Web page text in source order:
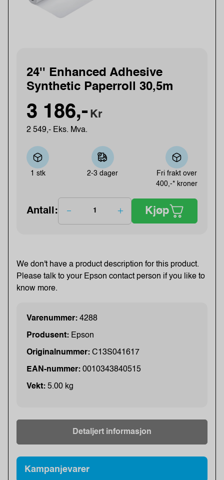
24'' Enhanced Adhesive
Synthetic Paperroll 30,5m
3 186,- Kr
2 549,- Eks. Mva.
1 stk 2-3 dager
Fri frakt over
400,-* kroner
Antall: Kjøp
We don't have a product description for this product.
Please talk to your Epson contact person if you like to
know more.
Varenummer: 4288
Produsent: Epson
Originalnummer: C13S041617
EAN-nummer: 0010343840515
Vekt: 5.00 kg
Detaljert informasjon
Kampanjevarer